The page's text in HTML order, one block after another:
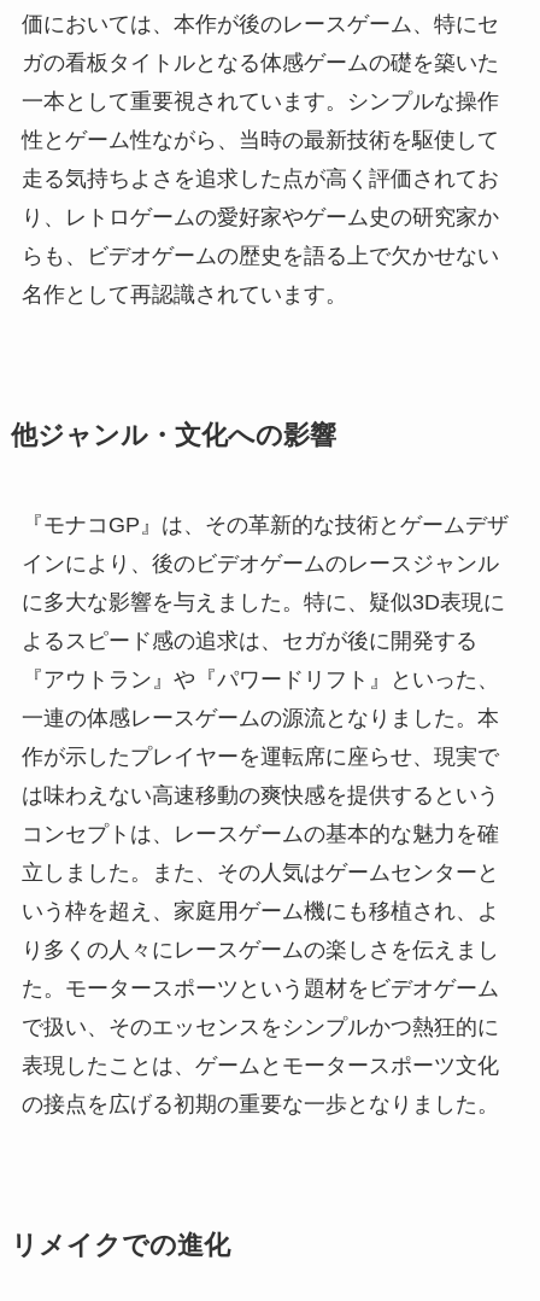
価においては、本作が後のレースゲーム、特にセ
ガの看板タイトルとなる体感ゲームの礎を築いた
一本として重要視されています。シンプルな操作
性とゲーム性ながら、当時の最新技術を駆使して
走る気持ちよさを追求した点が高く評価されてお
り、レトロゲームの愛好家やゲーム史の研究家か
らも、ビデオゲームの歴史を語る上で欠かせない
名作として再認識されています。
他ジャンル・文化への影響
『モナコGP』は、その革新的な技術とゲームデザ
インにより、後のビデオゲームのレースジャンル
に多大な影響を与えました。特に、疑似3D表現に
よるスピード感の追求は、セガが後に開発する
『アウトラン』や『パワードリフト』といった、
一連の体感レースゲームの源流となりました。本
作が示したプレイヤーを運転席に座らせ、現実で
は味わえない高速移動の爽快感を提供するという
コンセプトは、レースゲームの基本的な魅力を確
立しました。また、その人気はゲームセンターと
いう枠を超え、家庭用ゲーム機にも移植され、よ
り多くの人々にレースゲームの楽しさを伝えまし
た。モータースポーツという題材をビデオゲーム
で扱い、そのエッセンスをシンプルかつ熱狂的に
表現したことは、ゲームとモータースポーツ文化
の接点を広げる初期の重要な一歩となりました。
リメイクでの進化